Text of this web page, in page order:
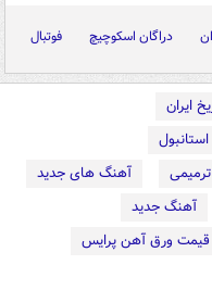
دراگان اسکوچیچ فوتبال
ایران
آهنگ های جدید
آهنگ جدید
قیمت ورق آهن پرایس